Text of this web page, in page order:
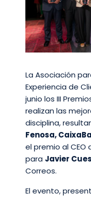
La Asociación
Experiencia de
junio los III
realizan las
disciplina,
Fenosa,
el premio al
para Javier
Correos.
El evento,